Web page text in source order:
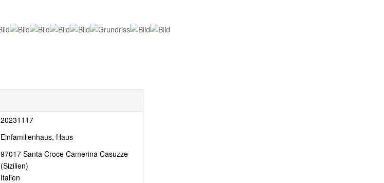
20231117
Einfamilienhaus, Haus
97017 Santa Croce Camerina Casuzze
(Sizilien)
Italien